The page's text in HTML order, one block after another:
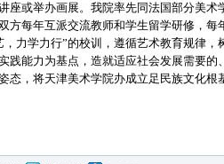
座或举办画展。我院率先同法国部分美术
方每年互派交流教师和学生留学研修，每
力学力行”的校训，遵循艺术教育规律，
践能力为基点，造就适应社会发展需要
态，将天津美术学院办成立足民族文化